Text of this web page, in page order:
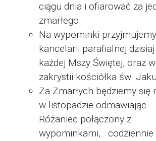
ciągu dnia i ofiarować za
zmarłego.
Na wypominki
kancelarii parafialnej
każdej Mszy Świętej, oraz w
zakrystii kościółka św.
Za Zmarłych będziemy się
w listopadzie odmawiając
Różaniec połączony z
wypominkami, codziennie